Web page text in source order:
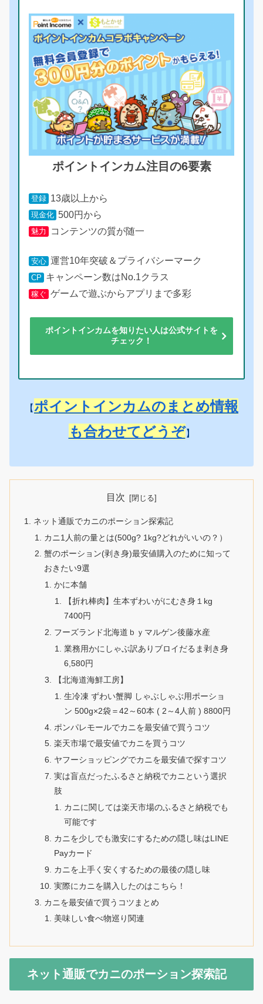
ポイントインカム注目の6要素
登録 13歳以上から
現金化 500円から
魅力 コンテンツの質が随一
安心 運営10年突破＆プライバシーマーク
CP キャンペーン数はNo.1クラス
稼ぐ ゲームで遊ぶからアプリまで多彩
ポイントインカムを知りたい人は公式サイトを
チェック！
【ポイントインカムのまとめ情報
も合わせてどうぞ 】
目次
ネット通販でカニのポーション探索記
カニ1人前の量とは(500g? 1kg?どれがいいの？）
蟹のポーション(剥き身)最安値購入のために知って
おきたい9選
かに本舗
【折れ棒肉】生本ずわいがにむき身１kg
7400円
フーズランド北海道ｂｙマルゲン後藤水産
業務用かにしゃぶ訳ありブロイだるま剥き身
6,580円
【北海道海鮮工房】
生冷凍 ずわい蟹脚 しゃぶしゃぶ用ポーショ
ン 500g×2袋＝42～60本 ( 2～4人前 ) 8800円
ポンパレモールでカニを最安値で買うコツ
楽天市場で最安値でカニを買うコツ
ヤフーショッピングでカニを最安値で探すコツ
実は盲点だったふるさと納税でカニという選択
肢
カニに関しては楽天市場のふるさと納税でも
可能です
カニを少しでも激安にするための隠し味はLINE
Payカード
カニを上手く安くするための最後の隠し味
実際にカニを購入したのはこちら！
カニを最安値で買うコツまとめ
美味しい食べ物巡り関連
ネット通販でカニのポーション探索記